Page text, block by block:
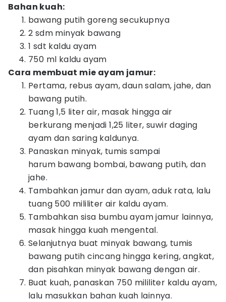
Bahan kuah:
bawang putih goreng secukupnya
2 sdm minyak bawang
1 sdt kaldu ayam
750 ml kaldu ayam
Cara membuat mie ayam jamur:
Pertama, rebus ayam, daun salam, jahe, dan
bawang putih.
Tuang 1,5 liter air, masak hingga air
berkurang menjadi 1,25 liter, suwir daging
ayam dan saring kaldunya.
Panaskan minyak, tumis sampai
harum bawang bombai, bawang putih, dan
jahe.
Tambahkan jamur dan ayam, aduk rata, lalu
tuang 500 mililiter air kaldu ayam.
Tambahkan sisa bumbu ayam jamur lainnya,
masak hingga kuah mengental.
Selanjutnya buat minyak bawang, tumis
bawang putih cincang hingga kering, angkat,
dan pisahkan minyak bawang dengan air.
Buat kuah, panaskan 750 mililiter kaldu ayam,
lalu masukkan bahan kuah lainnya.